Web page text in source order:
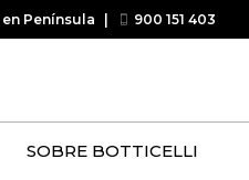
Península 900 151 403
SOBRE BOTTICELLI